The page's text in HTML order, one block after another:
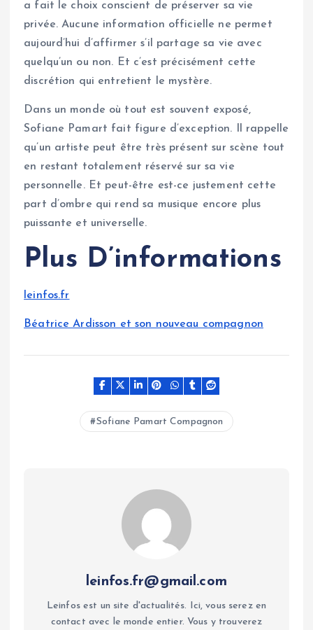
a fait le choix conscient de préserver sa vie
privée. Aucune information officielle ne permet
aujourd’hui d’affirmer s’il partage sa vie avec
quelqu’un ou non. Et c’est précisément cette
discrétion qui entretient le mystère.
Dans un monde où tout est souvent exposé,
Sofiane Pamart fait figure d’exception. Il rappelle
qu’un artiste peut être très présent sur scène tout
en restant totalement réservé sur sa vie
personnelle. Et peut-être est-ce justement cette
part d’ombre qui rend sa musique encore plus
puissante et universelle.
Plus D’informations
leinfos.fr
Béatrice Ardisson et son nouveau compagnon
Sofiane Pamart Compagnon
leinfos.fr@gmail.com
Leinfos est un site d'actualités. Ici, vous serez en
contact avec le monde entier. Vous y trouverez